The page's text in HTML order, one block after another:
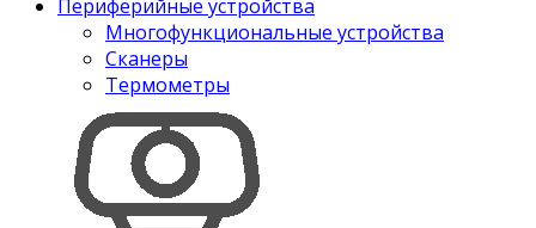
Периферийные устройства
Многофункциональные устройства
Сканеры
Термометры